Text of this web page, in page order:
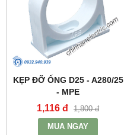
KẸP ĐỠ ỐNG D25 - A280/25
- MPE
1,116 đ 1,800 đ
MUA NGAY